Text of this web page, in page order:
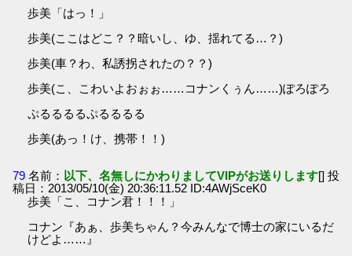
歩美「はっ！」
歩美(ここはどこ？？暗いし、ゆ、揺れてる…？)
歩美(車？わ、私誘拐されたの？？)
歩美(こ、こわいよおぉぉ……コナンくぅん……)ぽろぽろ
ぷるるるるぷるるるる
歩美(あっ！け、携帯！！)
79 名前： 以下、名無しにかわりましてVIPがお送りします[] 投
稿日：2013/05/10(金) 20:36:11.52 ID:4AWjSceK0
歩美「こ、コナン君！！！」
コナン『あぁ、歩美ちゃん？今みんなで博士の家にいるだ
けどよ……』